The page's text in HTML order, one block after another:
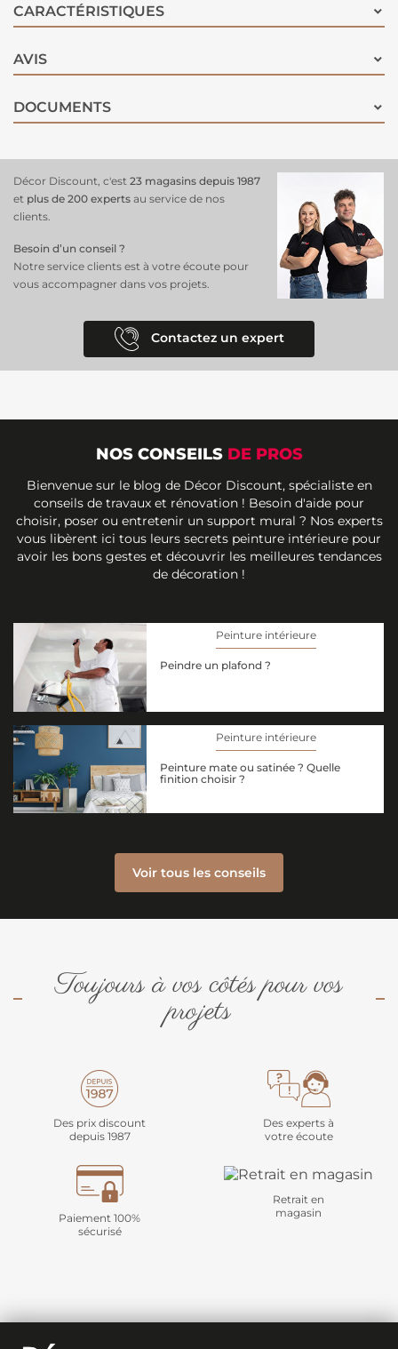
préparation soignée pour un résultat optimal. Que ce soit pour
peindre un portail en fer, des éléments en métal ou des structures
avec une couleur martelée unique. Cette
peinture pour fer extérieur
offre une protection maximale contre la corrosion et un rendu
CARACTÉRISTIQUES
AVIS
DOCUMENTS
Décor Discount, c'est 23 magasins depuis 1987
et plus de 200 experts au service de nos
clients.
Besoin d’un conseil ?
Notre service clients est à votre écoute pour
vous accompagner dans vos projets.
Contactez un expert
NOS CONSEILS DE PROS
Bienvenue sur le blog de Décor Discount, spécialiste en
conseils de travaux et rénovation ! Besoin d'aide pour
choisir, poser ou entretenir un support mural ? Nos experts
vous libèrent ici tous leurs secrets peinture intérieure pour
avoir les bons gestes et découvrir les meilleures tendances
de décoration !
Peinture intérieure
Peindre un plafond ?
Peinture intérieure
Peinture mate ou satinée ? Quelle
finition choisir ?
Voir tous les conseils
Toujours à vos côtés pour vos
projets
Des prix discount
depuis 1987
Des experts à
votre écoute
Paiement 100%
sécurisé
Retrait en
magasin